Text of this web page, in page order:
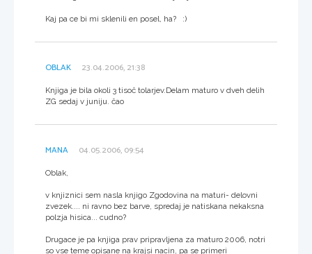
Kaj pa ce bi mi sklenili en posel, ha? :)
OBLAK 23.04.2006, 21:38
Knjiga je bila okoli 3 tisoč tolarjev.Delam maturo v dveh delih
ZG sedaj v juniju. čao
MANA 04.05.2006, 09:54
Oblak,
v knjiznici sem nasla knjigo Zgodovina na maturi- delovni
zvezek.... ni ravno bez barve, spredaj je natiskana nekaksna
polzja hisica... cudno?
Drugace je pa knjiga prav pripravljena za maturo 2006, notri
so vse teme opisane na krajsi nacin, pa se primeri